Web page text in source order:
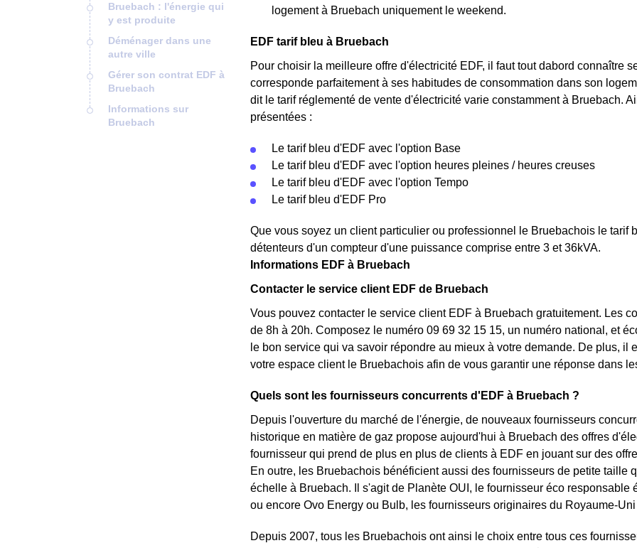
Bruebach : l'énergie qui
y est produite
Déménager dans une
autre ville
Gérer son contrat EDF à
Bruebach
Informations sur
Bruebach
logement à Bruebach uniquement le weekend.
EDF tarif bleu à Bruebach
Pour choisir la meilleure offre d'électricité EDF, il faut tout dabord connaître
corresponde parfaitement à ses habitudes de consommation dans son
dit le tarif réglementé de vente d'électricité varie constamment à Bruebach.
présentées :
Le tarif bleu d'EDF avec l'option Base
Le tarif bleu d'EDF avec l'option heures pleines / heures creuses
Le tarif bleu d'EDF avec l'option Tempo
Le tarif bleu d'EDF Pro
Que vous soyez un client particulier ou professionnel le Bruebachois le tarif
détenteurs d'un compteur d'une puissance comprise entre 3 et 36kVA.
Informations EDF à Bruebach
Contacter le service client EDF de Bruebach
Vous pouvez contacter le service client EDF à Bruebach gratuitement. Les
de 8h à 20h. Composez le numéro 09 69 32 15 15, un numéro national, et
le bon service qui va savoir répondre au mieux à votre demande. De plus, il
votre espace client le Bruebachois afin de vous garantir une réponse dans
Quels sont les fournisseurs concurrents d'EDF à Bruebach ?
Depuis l'ouverture du marché de l'énergie, de nouveaux fournisseurs
historique en matière de gaz propose aujourd'hui à Bruebach des offres
fournisseur qui prend de plus en plus de clients à EDF en jouant sur des
En outre, les Bruebachois bénéficient aussi des fournisseurs de petite taille
échelle à Bruebach. Il s'agit de Planète OUI, le fournisseur éco responsable
ou encore Ovo Energy ou Bulb, les fournisseurs originaires du Royaume-
Depuis 2007, tous les Bruebachois ont ainsi le choix entre tous ces